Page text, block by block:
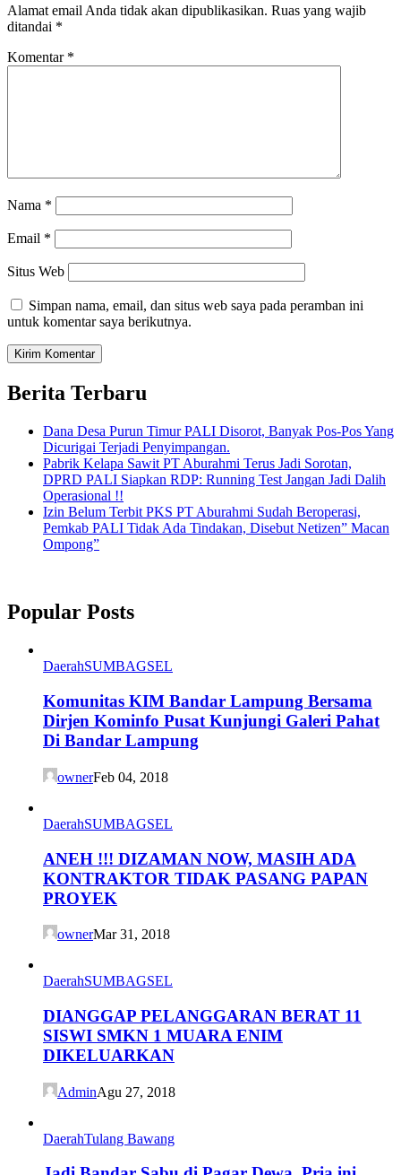
Alamat email Anda tidak akan dipublikasikan. Ruas yang wajib
ditandai *
Komentar *
Nama *
Email *
Situs Web
Simpan nama, email, dan situs web saya pada peramban ini
untuk komentar saya berikutnya.
Berita Terbaru
Dana Desa Purun Timur PALI Disorot, Banyak Pos-Pos Yang
Dicurigai Terjadi Penyimpangan.
Pabrik Kelapa Sawit PT Aburahmi Terus Jadi Sorotan,
DPRD PALI Siapkan RDP: Running Test Jangan Jadi Dalih
Operasional !!
Izin Belum Terbit PKS PT Aburahmi Sudah Beroperasi,
Pemkab PALI Tidak Ada Tindakan, Disebut Netizen” Macan
Ompong”
Popular Posts
DaerahSUMBAGSEL
Komunitas KIM Bandar Lampung Bersama
Dirjen Kominfo Pusat Kunjungi Galeri Pahat
Di Bandar Lampung
ownerFeb 04, 2018
DaerahSUMBAGSEL
ANEH !!! DIZAMAN NOW, MASIH ADA
KONTRAKTOR TIDAK PASANG PAPAN
PROYEK
ownerMar 31, 2018
DaerahSUMBAGSEL
DIANGGAP PELANGGARAN BERAT 11
SISWI SMKN 1 MUARA ENIM
DIKELUARKAN
AdminAgu 27, 2018
DaerahTulang Bawang